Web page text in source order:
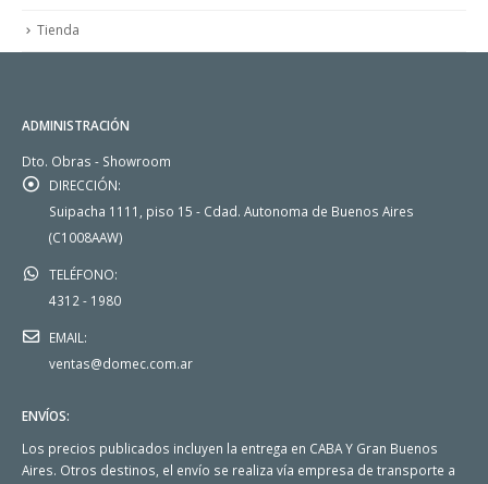
Tienda
ADMINISTRACIÓN
Dto. Obras - Showroom
DIRECCIÓN:
Suipacha 1111, piso 15 - Cdad. Autonoma de Buenos Aires
(C1008AAW)
TELÉFONO:
4312 - 1980
EMAIL:
ventas@domec.com.ar
ENVÍOS:
Los precios publicados incluyen la entrega en CABA Y Gran Buenos
Aires. Otros destinos, el envío se realiza vía empresa de transporte a